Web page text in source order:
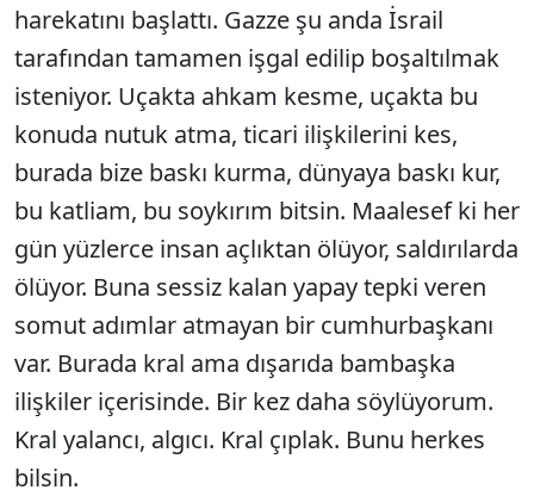
harekatını başlattı. Gazze şu anda İsrail
tarafından tamamen işgal edilip boşaltılmak
isteniyor. Uçakta ahkam kesme, uçakta bu
konuda nutuk atma, ticari ilişkilerini kes,
burada bize baskı kurma, dünyaya baskı kur,
bu katliam, bu soykırım bitsin. Maalesef ki her
gün yüzlerce insan açlıktan ölüyor, saldırılarda
ölüyor. Buna sessiz kalan yapay tepki veren
somut adımlar atmayan bir cumhurbaşkanı
var. Burada kral ama dışarıda bambaşka
ilişkiler içerisinde. Bir kez daha söylüyorum.
Kral yalancı, algıcı. Kral çıplak. Bunu herkes
bilsin.